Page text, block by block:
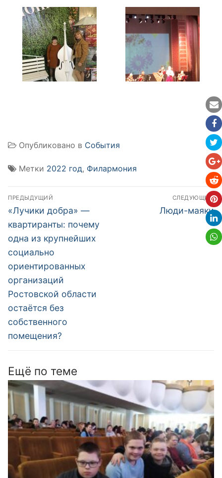
Опубликовано в События
Метки 2022 год, Филармония
Навигация
по
записям
ПРЕДЫДУЩИЙ
Предыдущая
запись:
«Лучики добра» —
квартиранты: почему
одна из крупнейших
социально
ориентированных
организаций
Ростовской области
остаётся без
собственного
помещения?
СЛЕДУЮЩИЙ
Следующая
Люди-маяки
Ещё по теме